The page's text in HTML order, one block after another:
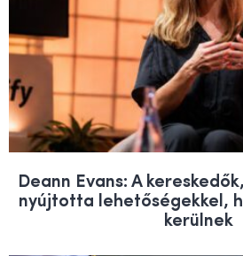
Deann Evans: A
nyújtotta lehetőségekkel,
kerülnek